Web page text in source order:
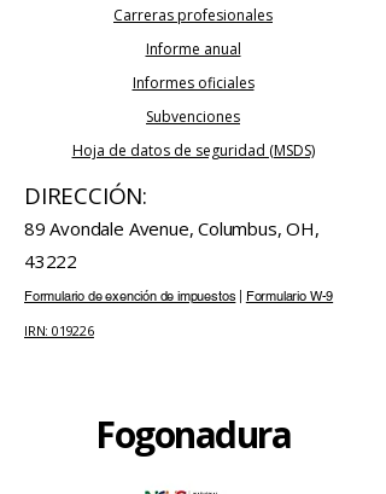
Carreras profesionales
Informe anual
Informes oficiales
Subvenciones
Hoja de datos de seguridad (MSDS)
DIRECCIÓN:
89 Avondale Avenue, Columbus, OH,
43222
Formulario de exención de impuestos Formulario W-9
IRN: 019226
Fogonadura